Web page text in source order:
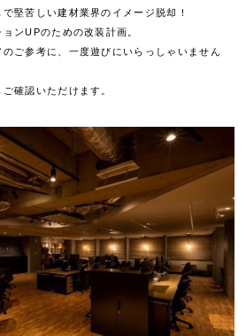
堅苦しい建材業界のイメージ脱却！
ンUPのための改装計画。
ご参考に、一度遊びにいらっしゃいません
ご確認いただけます。